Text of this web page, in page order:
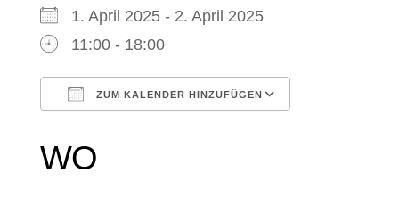
1. April 2025 - 2. April 2025
11:00 - 18:00
ZUM KALENDER HINZUFÜGEN
WO